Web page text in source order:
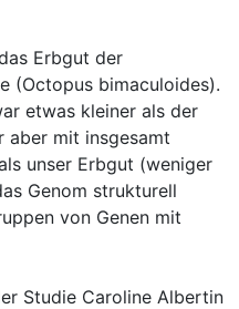
Erbgut der
(Octopus bimaculoides).
etwas kleiner als der
aber mit insgesamt
unser Erbgut (weniger
Genom strukturell
von Genen mit
Studie Caroline Albertin